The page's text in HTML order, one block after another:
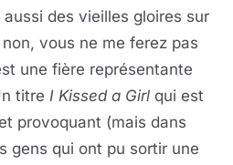
des vieilles gloires sur
non, vous ne me ferez pas
une fière représentante
titre I Kissed a Girl qui est
provoquant (mais dans
gens qui ont pu sortir une